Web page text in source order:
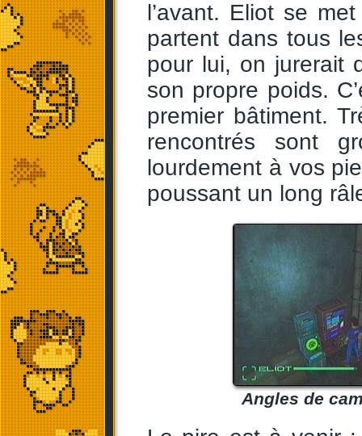
l’avant. Eliot se
partent dans tous
pour lui, on jurerait
son propre poids.
premier bâtiment.
rencontrés sont
lourdement à vos
poussant un long
Angles de